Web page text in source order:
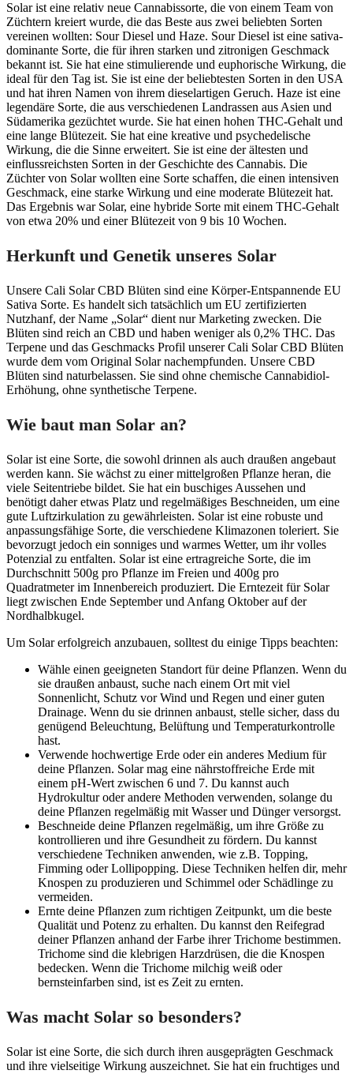
Solar ist eine relativ neue Cannabissorte, die von einem Team von
Züchtern kreiert wurde, die das Beste aus zwei beliebten Sorten
vereinen wollten: Sour Diesel und Haze. Sour Diesel ist eine sativa-
dominante Sorte, die für ihren starken und zitronigen Geschmack
bekannt ist. Sie hat eine stimulierende und euphorische Wirkung, die
ideal für den Tag ist. Sie ist eine der beliebtesten Sorten in den USA
und hat ihren Namen von ihrem dieselartigen Geruch. Haze ist eine
legendäre Sorte, die aus verschiedenen Landrassen aus Asien und
Südamerika gezüchtet wurde. Sie hat einen hohen THC-Gehalt und
eine lange Blütezeit. Sie hat eine kreative und psychedelische
Wirkung, die die Sinne erweitert. Sie ist eine der ältesten und
einflussreichsten Sorten in der Geschichte des Cannabis. Die
Züchter von Solar wollten eine Sorte schaffen, die einen intensiven
Geschmack, eine starke Wirkung und eine moderate Blütezeit hat.
Das Ergebnis war Solar, eine hybride Sorte mit einem THC-Gehalt
von etwa 20% und einer Blütezeit von 9 bis 10 Wochen.
Herkunft und Genetik unseres Solar
Unsere Cali Solar CBD Blüten sind eine Körper-Entspannende EU
Sativa Sorte. Es handelt sich tatsächlich um EU zertifizierten
Nutzhanf, der Name „Solar“ dient nur Marketing zwecken. Die
Blüten sind reich an CBD und haben weniger als 0,2% THC. Das
Terpene und das Geschmacks Profil unserer Cali Solar CBD Blüten
wurde dem vom Original Solar nachempfunden. Unsere CBD
Blüten sind naturbelassen. Sie sind ohne chemische Cannabidiol-
Erhöhung, ohne synthetische Terpene.
Wie baut man Solar an?
Solar ist eine Sorte, die sowohl drinnen als auch draußen angebaut
werden kann. Sie wächst zu einer mittelgroßen Pflanze heran, die
viele Seitentriebe bildet. Sie hat ein buschiges Aussehen und
benötigt daher etwas Platz und regelmäßiges Beschneiden, um eine
gute Luftzirkulation zu gewährleisten. Solar ist eine robuste und
anpassungsfähige Sorte, die verschiedene Klimazonen toleriert. Sie
bevorzugt jedoch ein sonniges und warmes Wetter, um ihr volles
Potenzial zu entfalten. Solar ist eine ertragreiche Sorte, die im
Durchschnitt 500g pro Pflanze im Freien und 400g pro
Quadratmeter im Innenbereich produziert. Die Erntezeit für Solar
liegt zwischen Ende September und Anfang Oktober auf der
Nordhalbkugel.
Um Solar erfolgreich anzubauen, solltest du einige Tipps beachten:
Wähle einen geeigneten Standort für deine Pflanzen. Wenn du
sie draußen anbaust, suche nach einem Ort mit viel
Sonnenlicht, Schutz vor Wind und Regen und einer guten
Drainage. Wenn du sie drinnen anbaust, stelle sicher, dass du
genügend Beleuchtung, Belüftung und Temperaturkontrolle
hast.
Verwende hochwertige Erde oder ein anderes Medium für
deine Pflanzen. Solar mag eine nährstoffreiche Erde mit
einem pH-Wert zwischen 6 und 7. Du kannst auch
Hydrokultur oder andere Methoden verwenden, solange du
deine Pflanzen regelmäßig mit Wasser und Dünger versorgst.
Beschneide deine Pflanzen regelmäßig, um ihre Größe zu
kontrollieren und ihre Gesundheit zu fördern. Du kannst
verschiedene Techniken anwenden, wie z.B. Topping,
Fimming oder Lollipopping. Diese Techniken helfen dir, mehr
Knospen zu produzieren und Schimmel oder Schädlinge zu
vermeiden.
Ernte deine Pflanzen zum richtigen Zeitpunkt, um die beste
Qualität und Potenz zu erhalten. Du kannst den Reifegrad
deiner Pflanzen anhand der Farbe ihrer Trichome bestimmen.
Trichome sind die klebrigen Harzdrüsen, die die Knospen
bedecken. Wenn die Trichome milchig weiß oder
bernsteinfarben sind, ist es Zeit zu ernten.
Was macht Solar so besonders?
Solar ist eine Sorte, die sich durch ihren ausgeprägten Geschmack
und ihre vielseitige Wirkung auszeichnet. Sie hat ein fruchtiges und